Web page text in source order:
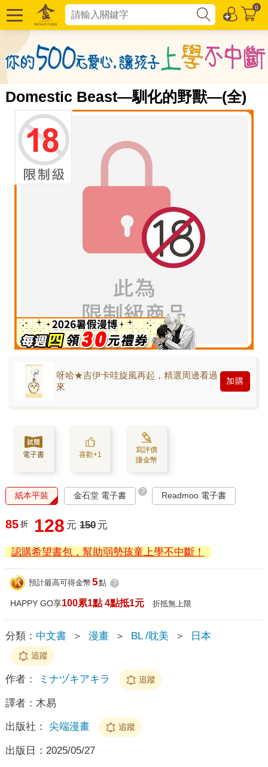
0
Domestic Beast—馴化的野獸—(全)
呀哈★吉伊卡哇旋風再起，精選周邊看過
來
加購
電子書 喜歡+1
寫評價
賺金幣
紙本平裝 金石堂 電子書 ? Readmoo 電子書
85 折 128 元 150 元
認購希望書包，幫助弱勢孩童上學不中斷！
預計最高可得金幣 5點 ?
HAPPY GO享100累1點 4點抵1元 折抵無上限
分類： 中文書 ＞ 漫畫 ＞ BL /耽美 ＞ 日本
追蹤
作者： ミナヅキアキラ 追蹤
譯者： 木易
出版社： 尖端漫畫 追蹤
出版日： 2025/05/27